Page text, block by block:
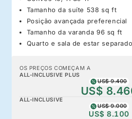
Tamanho da suíte 538 sq ft
Posição avançada preferencial
Tamanho da varanda 96 sq ft
Quarto e sala de estar
OS PREÇOS COMEÇAM A
ALL-INCLUSIVE PLUS
US$ 9.400
US$
ALL-INCLUSIVE
US$ 9.000
US$ 8.100